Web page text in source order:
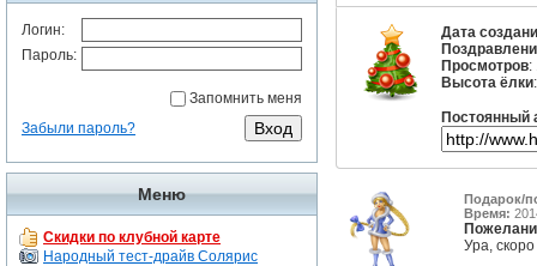
Логин:
Пароль:
Запомнить меня
Забыли пароль?
Меню
Скидки по клубной карте
Народный тест-драйв Солярис
Дата
Просмотров:
Высота ёлки
Постоянный
Подарок/
Время:
Ура,